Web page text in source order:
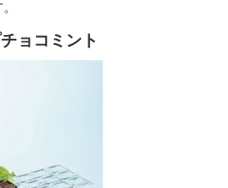
ョコミント